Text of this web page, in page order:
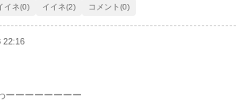
イネ(0) イイネ(2) コメント(0)
22:16
わーーーーーーーー